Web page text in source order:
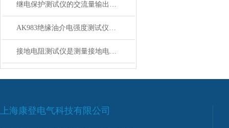
继电保护测试仪的交流量输出功能的精度有多高？
AK983绝缘油介电强度测试仪仪器特点技术参数
接地电阻测试仪是测量接地电阻的常用仪表
上海康登电气科技有限公司